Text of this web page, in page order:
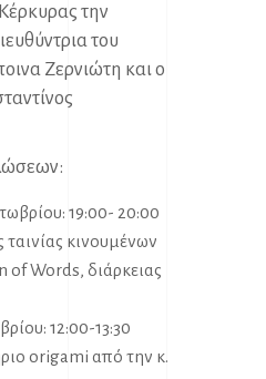
την
του
Ζερνιώτη και ο
19:00- 20:00
κινουμένων
of Words, διάρκειας
12:00-13:30
origami από την κ.